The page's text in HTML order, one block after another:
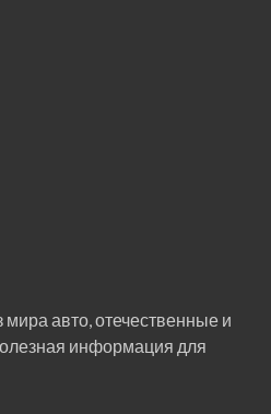
авто, отечественные и
информация для